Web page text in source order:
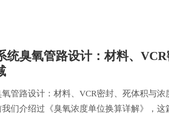
统臭氧管路设计：材料、
管路设计：材料、VCR密封、死体积与浓
们介绍过《臭氧浓度单位换算详解》，这